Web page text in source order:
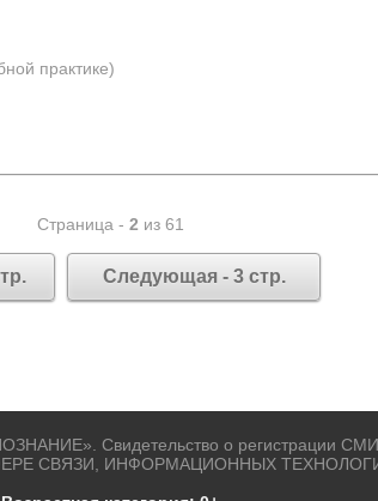
практике)
Страница - 2 из 61
Следующая - 3 стр.
Свидетельство о регистрации
СВЯЗИ, ИНФОРМАЦИОННЫХ